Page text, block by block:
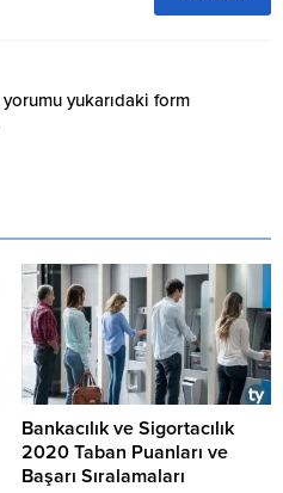
yukarıdaki form
Bankacılık ve Sigortacılık
2020 Taban Puanları ve
Başarı Sıralamaları